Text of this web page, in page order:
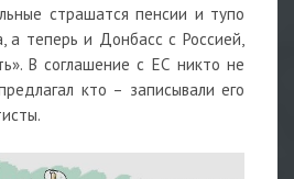
страшатся пенсии и тупо
а теперь и Донбасс с Россией,
В соглашение с ЕС никто не
кто – записывали его